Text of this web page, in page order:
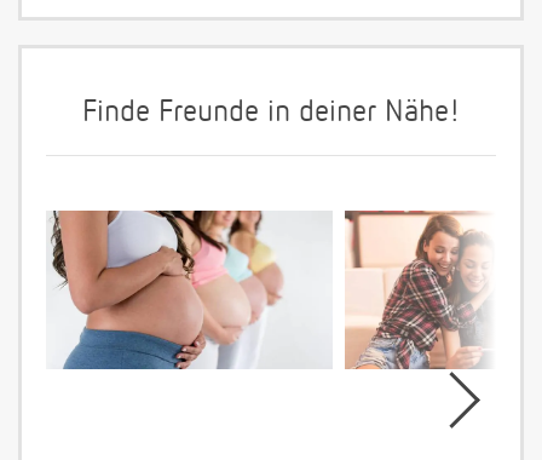
Finde Freunde in deiner Nähe!